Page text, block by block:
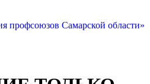
профсоюзов Самарской области»